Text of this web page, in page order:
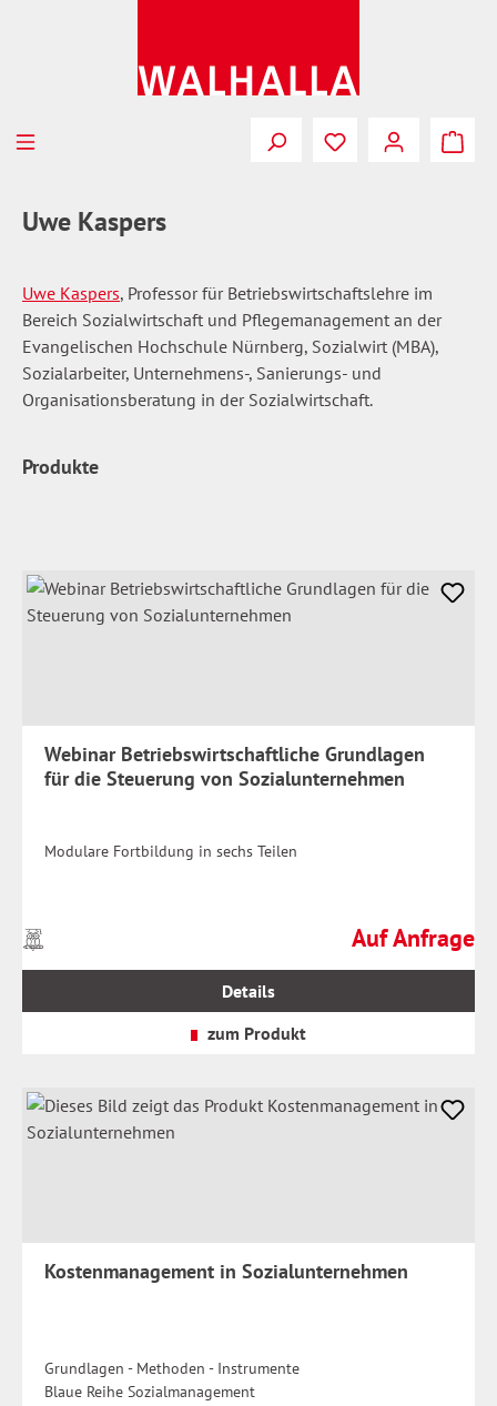
Du hast 0
Uwe Kaspers
Uwe Kaspers, Professor für Betriebswirtschaftslehre im
Bereich Sozialwirtschaft und Pflegemanagement an der
Evangelischen Hochschule Nürnberg, Sozialwirt (MBA),
Sozialarbeiter, Unternehmens-, Sanierungs- und
Organisationsberatung in der Sozialwirtschaft.
Produkte
Webinar Betriebswirtschaftliche Grundlagen
für die Steuerung von Sozialunternehmen
Modulare Fortbildung in sechs Teilen
Regulärer Preis:
Auf Anfrage
Preise
inkl.
Details
zum Produkt
Kostenmanagement in Sozialunternehmen
Grundlagen - Methoden - Instrumente
Blaue Reihe Sozialmanagement